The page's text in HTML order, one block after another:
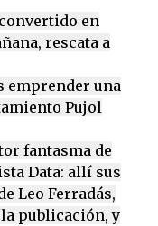
en
rescata a
emprender una
Pujol
fantasma de
Data: allí sus
Leo Ferradás,
publicación, y